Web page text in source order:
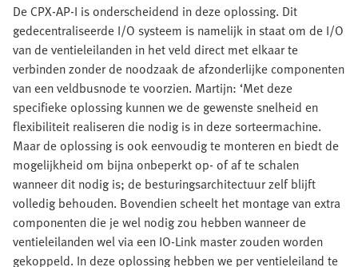
De CPX-AP-I is onderscheidend in deze oplossing. Dit
gedecentraliseerde I/O systeem is namelijk in staat om de I/O
van de ventieleilanden in het veld direct met elkaar te
verbinden zonder de noodzaak de afzonderlijke componenten
van een veldbusnode te voorzien. Martijn: ‘Met deze
specifieke oplossing kunnen we de gewenste snelheid en
flexibiliteit realiseren die nodig is in deze sorteermachine.
Maar de oplossing is ook eenvoudig te monteren en biedt de
mogelijkheid om bijna onbeperkt op- of af te schalen
wanneer dit nodig is; de besturingsarchitectuur zelf blijft
volledig behouden. Bovendien scheelt het montage van extra
componenten die je wel nodig zou hebben wanneer de
ventieleilanden wel via een IO-Link master zouden worden
gekoppeld. In deze oplossing hebben we per ventieleiland te